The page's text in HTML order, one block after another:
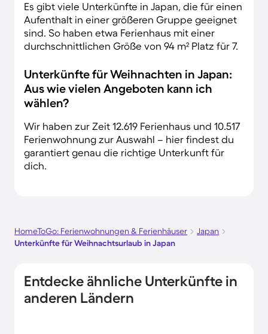
Es gibt viele Unterkünfte in Japan, die für einen
Aufenthalt in einer größeren Gruppe geeignet
sind. So haben etwa Ferienhaus mit einer
durchschnittlichen Größe von 94 m² Platz für 7.
Unterkünfte für Weihnachten in Japan:
Aus wie vielen Angeboten kann ich
wählen?
Wir haben zur Zeit 12.619 Ferienhaus und 10.517
Ferienwohnung zur Auswahl – hier findest du
garantiert genau die richtige Unterkunft für
dich.
HomeToGo: Ferienwohnungen & Ferienhäuser
Japan
Unterkünfte für Weihnachtsurlaub in Japan
Entdecke ähnliche Unterkünfte in
anderen Ländern